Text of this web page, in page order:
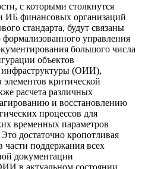
с которыми столкнутся
ИБ финансовых организаций
стандарта, будут связаны
управления
большого числа
объектов
(ОИИ),
элементов критической
расчета различных
и восстановлению
процессов для
временных параметров
достаточно кропотливая
части поддержания всех
документации
в актуальном состоянии.